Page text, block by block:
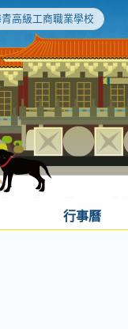
高級工商職業學校
行事曆